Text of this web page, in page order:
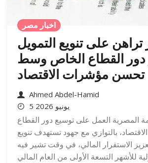
اخبار مصر
على تنويع التمويل
دور القطاع الخاص وسط
تحسن مؤشرات الاقتصاد
Ahmed Abdel-Hamid
5 يونيو 2026
المصرية العمل على توسيع دور القطاع
بالتوازي مع جهود تستهدف تنويع
الاستقرار المالي، في وقت تشير فيه
للأشهر التسعة الأولى من العام المالي